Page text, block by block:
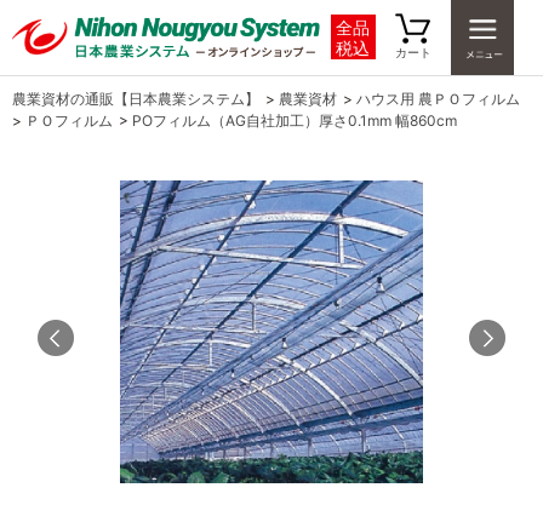
全品
税込
カート
農業資材の通販【日本農業システム】 > 農業資材 > ハウス用 農ＰＯフィルム
> ＰＯフィルム > POフィルム（AG自社加工）厚さ0.1mm 幅860cm